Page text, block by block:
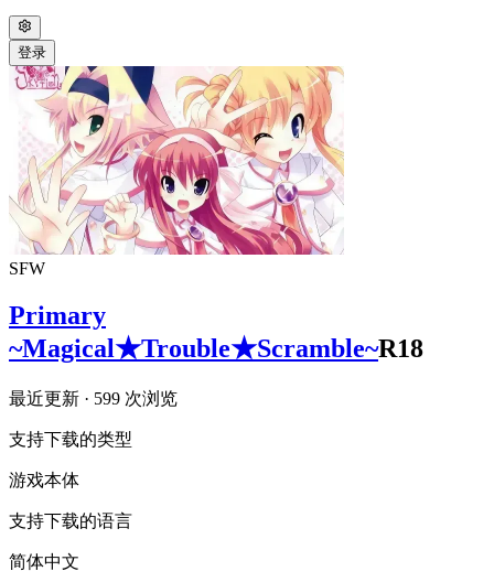
登录
SFW
Primary
~Magical★Trouble★Scramble~R18
最近更新 · 599 次浏览
支持下载的类型
游戏本体
支持下载的语言
简体中文